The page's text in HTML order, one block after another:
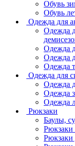
Обувь
Обувь
Одежда для
Одежда
Одежда
Одежда
Одежда
Одежда для
Одежда
Одежда
Одежда
Рюкзаки
Баулы,
Рюкзаки
Рюкзаки